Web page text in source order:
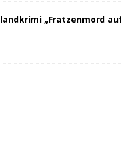
„Fratzenmord